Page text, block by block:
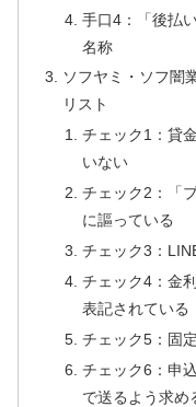
手口4：「後払
名称
ソフヤミ・ソフ闇
リスト
チェック1：貸
いない
チェック2：「
に謳っている
チェック3：
チェック4：金
表記されている
チェック5：固
チェック6：申
で送るよう求め